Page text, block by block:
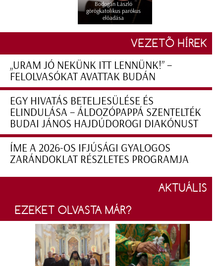
Bodogán László
görögkatolikus parókus
előadása
VEZETŐ HÍREK
„URAM JÓ NEKÜNK ITT LENNÜNK!” –
FELOLVASÓKAT AVATTAK BUDÁN
EGY HIVATÁS BETELJESÜLÉSE ÉS
ELINDULÁSA – ÁLDOZÓPAPPÁ SZENTELTÉK
BUDAI JÁNOS HAJDÚDOROGI DIAKÓNUST
ÍME A 2026-OS IFJÚSÁGI GYALOGOS
ZARÁNDOKLAT RÉSZLETES PROGRAMJA
AKTUÁLIS
EZEKET OLVASTA MÁR?